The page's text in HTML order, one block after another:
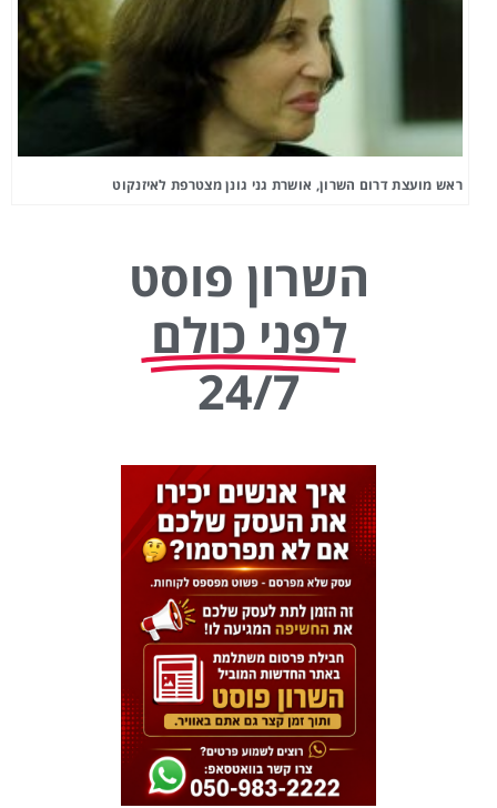
ראש מועצת דרום השרון, אושרת גני גונן מצטרפת לאיזנקוט
השרון פוסט
לפני כולם
24/7